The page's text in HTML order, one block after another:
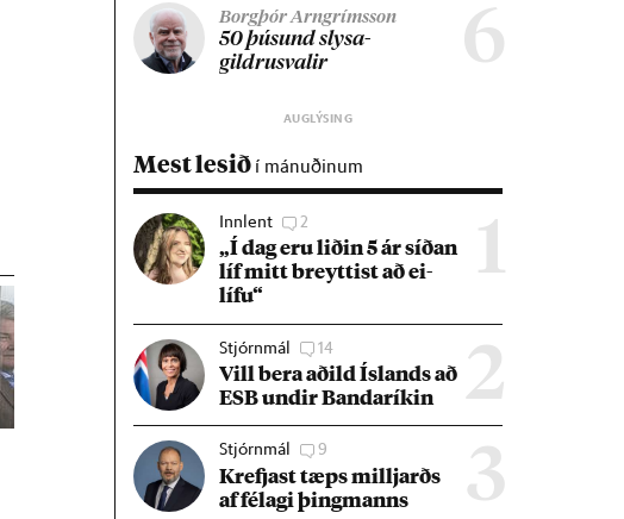
6
Borgþór Arngrímsson
50 þús­und slysa­
gildrusval­ir
Mest lesið í mánuðinum
1
Innlent 2
„Í dag eru lið­in 5 ár síð­an
líf mitt breytt­ist að ei­
lífu“
2
Stjórnmál 14
Vill bera að­ild Ís­lands að
ESB und­ir Banda­rík­in
3
Stjórnmál 9
Krefjast tæps millj­arðs
af fé­lagi þing­manns